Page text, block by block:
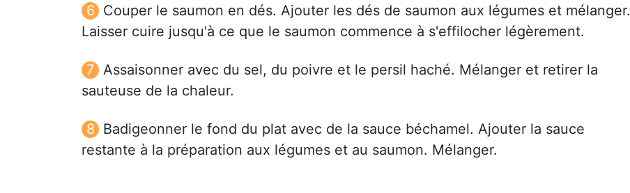
Couper le saumon en dés. Ajouter les dés de saumon aux légumes et mélanger.
Laisser cuire jusqu'à ce que le saumon commence à s'effilocher légèrement.
Assaisonner avec du sel, du poivre et le persil haché. Mélanger et retirer la
sauteuse de la chaleur.
Badigeonner le fond du plat avec de la sauce béchamel. Ajouter la sauce
restante à la préparation aux légumes et au saumon. Mélanger.